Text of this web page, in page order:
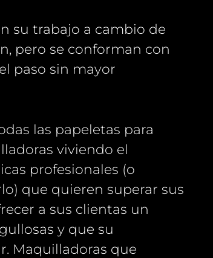
su trabajo a cambio de
pero se conforman con
paso sin mayor
las papeletas para
viviendo el
profesionales (o
que quieren superar sus
a sus clientas un
y que su
Maquilladoras que